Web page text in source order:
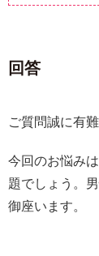
回答
ご質問誠に有
今回のお悩み
題でしょう。
御座います。